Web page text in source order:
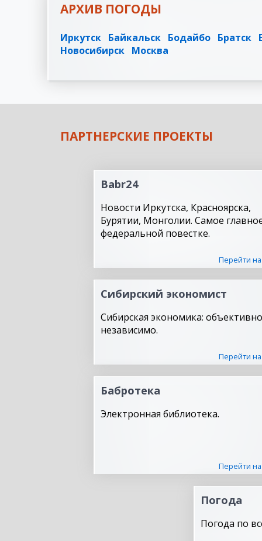
АРХИВ ПОГОДЫ
Иркутск Байкальск Бодайбо Братск
Новосибирск Москва
ПАРТНЕРСКИЕ ПРОЕКТЫ
Babr24
Новости Иркутска, Красноярска,
Бурятии, Монголии. Самое
федеральной повестке.
Перейти на
Сибирский экономист
Сибирская экономика:
независимо.
Перейти на
Бабротека
Электронная библиотека.
Перейти на
Погода
Погода по